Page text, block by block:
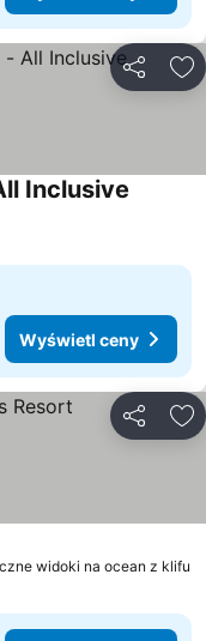
Inclusive
Wyświetl ceny
widoki na ocean z klifu